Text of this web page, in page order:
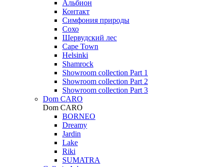
Альбион
Контакт
Симфония природы
Сохо
Шервудский лес
Cape Town
Helsinki
Shamrock
Showroom collection Part 1
Showroom collection Part 2
Showroom collection Part 3
Dom CARO
Dom CARO
BORNEO
Dreamy
Jardin
Lake
Riki
SUMATRA